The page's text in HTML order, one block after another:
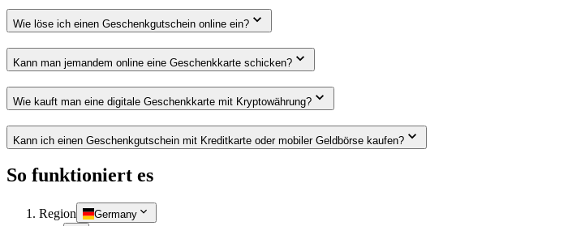
Wie löse ich einen Geschenkgutschein online ein?
Kann man jemandem online eine Geschenkkarte schicken?
Wie kauft man eine digitale Geschenkkarte mit Kryptowährung?
Kann ich einen Geschenkgutschein mit Kreditkarte oder mobiler Geldbörse kaufen?
So funktioniert es
Region Germany